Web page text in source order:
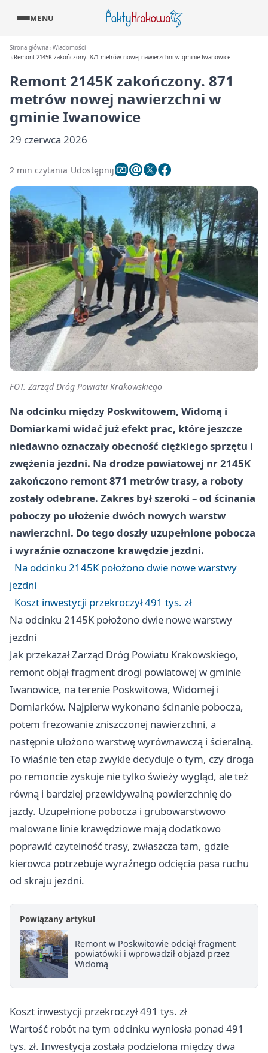
MENU
Strona główna Wiadomości
Remont 2145K zakończony. 871 metrów nowej nawierzchni w gminie Iwanowice
Remont 2145K zakończony. 871
metrów nowej nawierzchni w
gminie Iwanowice
29 czerwca 2026
2 min czytania Udostępnij
FOT. Zarząd Dróg Powiatu Krakowskiego
Na odcinku między Poskwitowem, Widomą i
Domiarkami widać już efekt prac, które jeszcze
niedawno oznaczały obecność ciężkiego sprzętu i
zwężenia jezdni. Na drodze powiatowej nr 2145K
zakończono remont 871 metrów trasy, a roboty
zostały odebrane. Zakres był szeroki – od ścinania
poboczy po ułożenie dwóch nowych warstw
nawierzchni. Do tego doszły uzupełnione pobocza
i wyraźnie oznaczone krawędzie jezdni.
Na odcinku 2145K położono dwie nowe warstwy
jezdni
Koszt inwestycji przekroczył 491 tys. zł
Na odcinku 2145K położono dwie nowe warstwy
jezdni
Jak przekazał Zarząd Dróg Powiatu Krakowskiego,
remont objął fragment drogi powiatowej w gminie
Iwanowice, na terenie Poskwitowa, Widomej i
Domiarków. Najpierw wykonano ścinanie pobocza,
potem frezowanie zniszczonej nawierzchni, a
następnie ułożono warstwę wyrównawczą i ścieralną.
To właśnie ten etap zwykle decyduje o tym, czy droga
po remoncie zyskuje nie tylko świeży wygląd, ale też
równą i bardziej przewidywalną powierzchnię do
jazdy. Uzupełnione pobocza i grubowarstwowo
malowane linie krawędziowe mają dodatkowo
poprawić czytelność trasy, zwłaszcza tam, gdzie
kierowca potrzebuje wyraźnego odcięcia pasa ruchu
od skraju jezdni.
Powiązany artykuł
Remont w Poskwitowie odciął fragment
powiatówki i wprowadził objazd przez
Widomą
Koszt inwestycji przekroczył 491 tys. zł
Wartość robót na tym odcinku wyniosła ponad 491
tys. zł. Inwestycja została podzielona między dwa